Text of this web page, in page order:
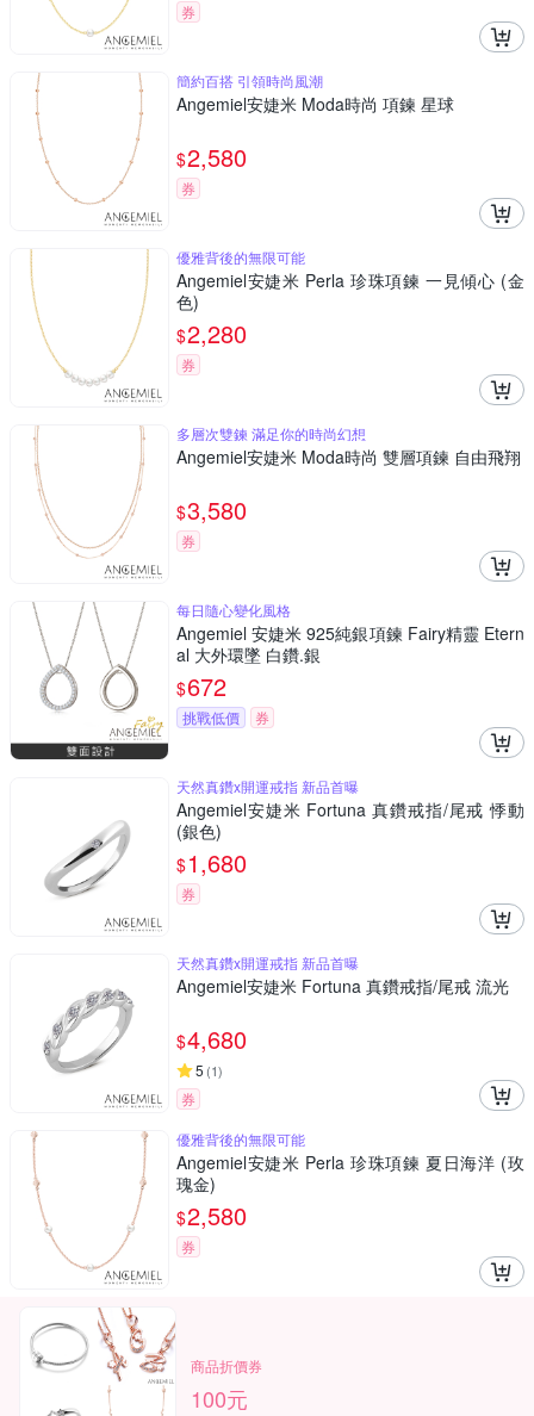
券
簡約百搭 引領時尚風潮
Angemiel安婕米 Moda時尚 項鍊 星球
$2,580
券
優雅背後的無限可能
Angemiel安婕米 Perla 珍珠項鍊 一見傾心 (金
色)
$2,280
券
多層次雙鍊 滿足你的時尚幻想
Angemiel安婕米 Moda時尚 雙層項鍊 自由飛翔
$3,580
券
每日隨心變化風格
Angemiel 安婕米 925純銀項鍊 Fairy精靈 Etern
al 大外環墜 白鑽.銀
$672
挑戰低價 券
天然真鑽x開運戒指 新品首曝
Angemiel安婕米 Fortuna 真鑽戒指/尾戒 悸動
(銀色)
$1,680
券
天然真鑽x開運戒指 新品首曝
Angemiel安婕米 Fortuna 真鑽戒指/尾戒 流光
$4,680
5 (1)
券
優雅背後的無限可能
Angemiel安婕米 Perla 珍珠項鍊 夏日海洋 (玫
瑰金)
$2,580
券
商品折價券
100元